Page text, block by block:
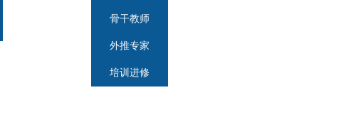
骨干教师
外推专家
培训进修